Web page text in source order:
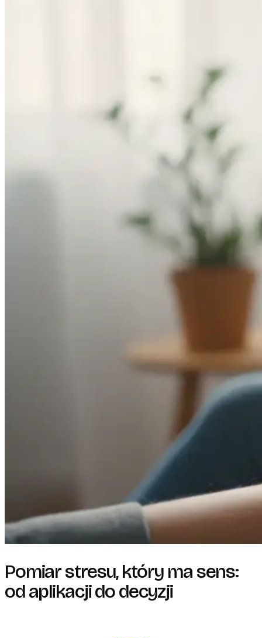
Pomiar stresu, który ma sens:
od aplikacji do decyzji